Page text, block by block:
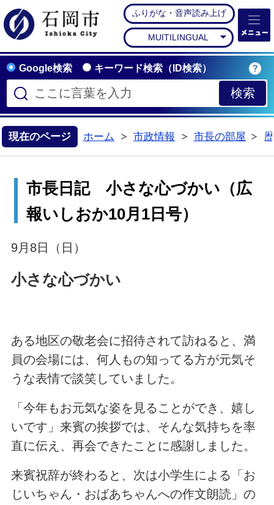
石岡市公式ホームペー
ふりがな・音声読み上げ
MUITILINGUAL
Google検索 キーワード検索（ID検索）
現在のページ ホーム
市政情報
市長の部屋
市長日記 小さな心づかい（広
報いしおか10月1日号）
9月8日（日）
小さな心づかい
ある地区の敬老会に招待されて訪ねると、満
員の会場には、何人もの知ってる方が元気そ
うな表情で談笑していました。
「今年もお元気な姿を見ることができ、嬉し
いです」来賓の挨拶では、そんな気持ちを率
直に伝え、再会できたことに感謝しました。
来賓祝辞が終わると、次は小学生による「お
じいちゃん・おばあちゃんへの作文朗読」の